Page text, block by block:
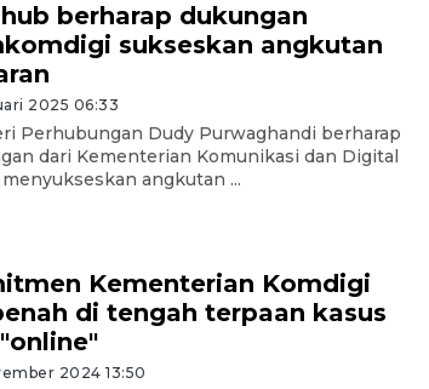
berharap dukungan
sukseskan angkutan
2025 06:33
Perhubungan Dudy Purwaghandi berharap
dari Kementerian Komunikasi dan Digital
angkutan ...
Kementerian Komdigi
di tengah terpaan kasus
2024 13:50